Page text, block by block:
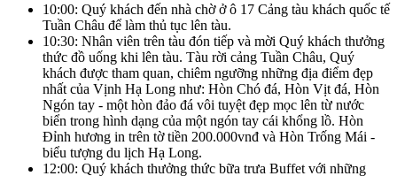
10:00: Quý khách đến nhà chờ ở ô 17 Cảng tàu khách quốc tế
Tuần Châu để làm thủ tục lên tàu.
10:30: Nhân viên trên tàu đón tiếp và mời Quý khách thưởng
thức đồ uống khi lên tàu. Tàu rời cảng Tuần Châu, Quý
khách được tham quan, chiêm ngưỡng những địa điểm đẹp
nhất của Vịnh Hạ Long như: Hòn Chó đá, Hòn Vịt đá, Hòn
Ngón tay - một hòn đảo đá vôi tuyệt đẹp mọc lên từ nước
biển trong hình dạng của một ngón tay cái khổng lồ. Hòn
Đỉnh hương in trên tờ tiền 200.000vnđ và Hòn Trống Mái -
biểu tượng du lịch Hạ Long.
12:00: Quý khách thưởng thức bữa trưa Buffet với những